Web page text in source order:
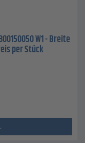
W1 - Breite
per Stück